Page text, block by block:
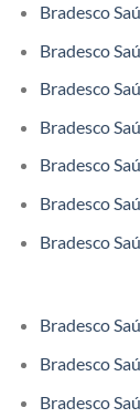
Bradesco
Bradesco
Bradesco
Bradesco
Bradesco
Bradesco
Bradesco
Bradesco
Bradesco
Bradesco